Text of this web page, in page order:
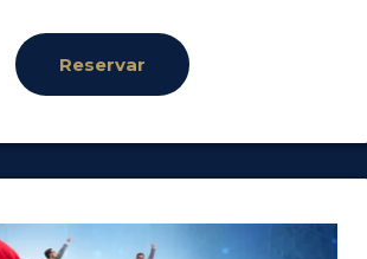
Reservar